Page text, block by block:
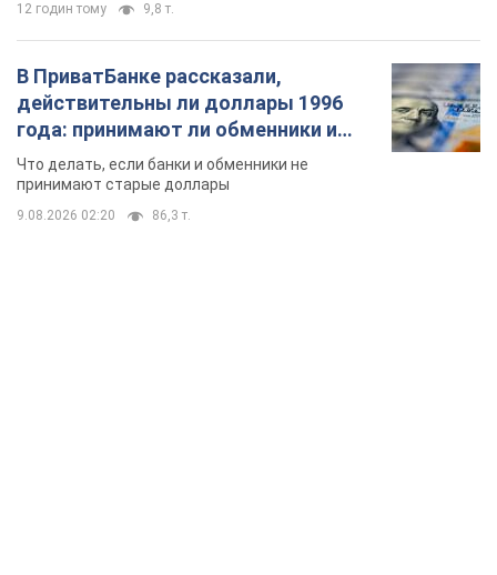
12 годин тому 9,8 т.
В ПриватБанке рассказали,
действительны ли доллары 1996
года: принимают ли обменники и
банки такие купюры
Что делать, если банки и обменники не
принимают старые доллары
9.08.2026 02:20 86,3 т.